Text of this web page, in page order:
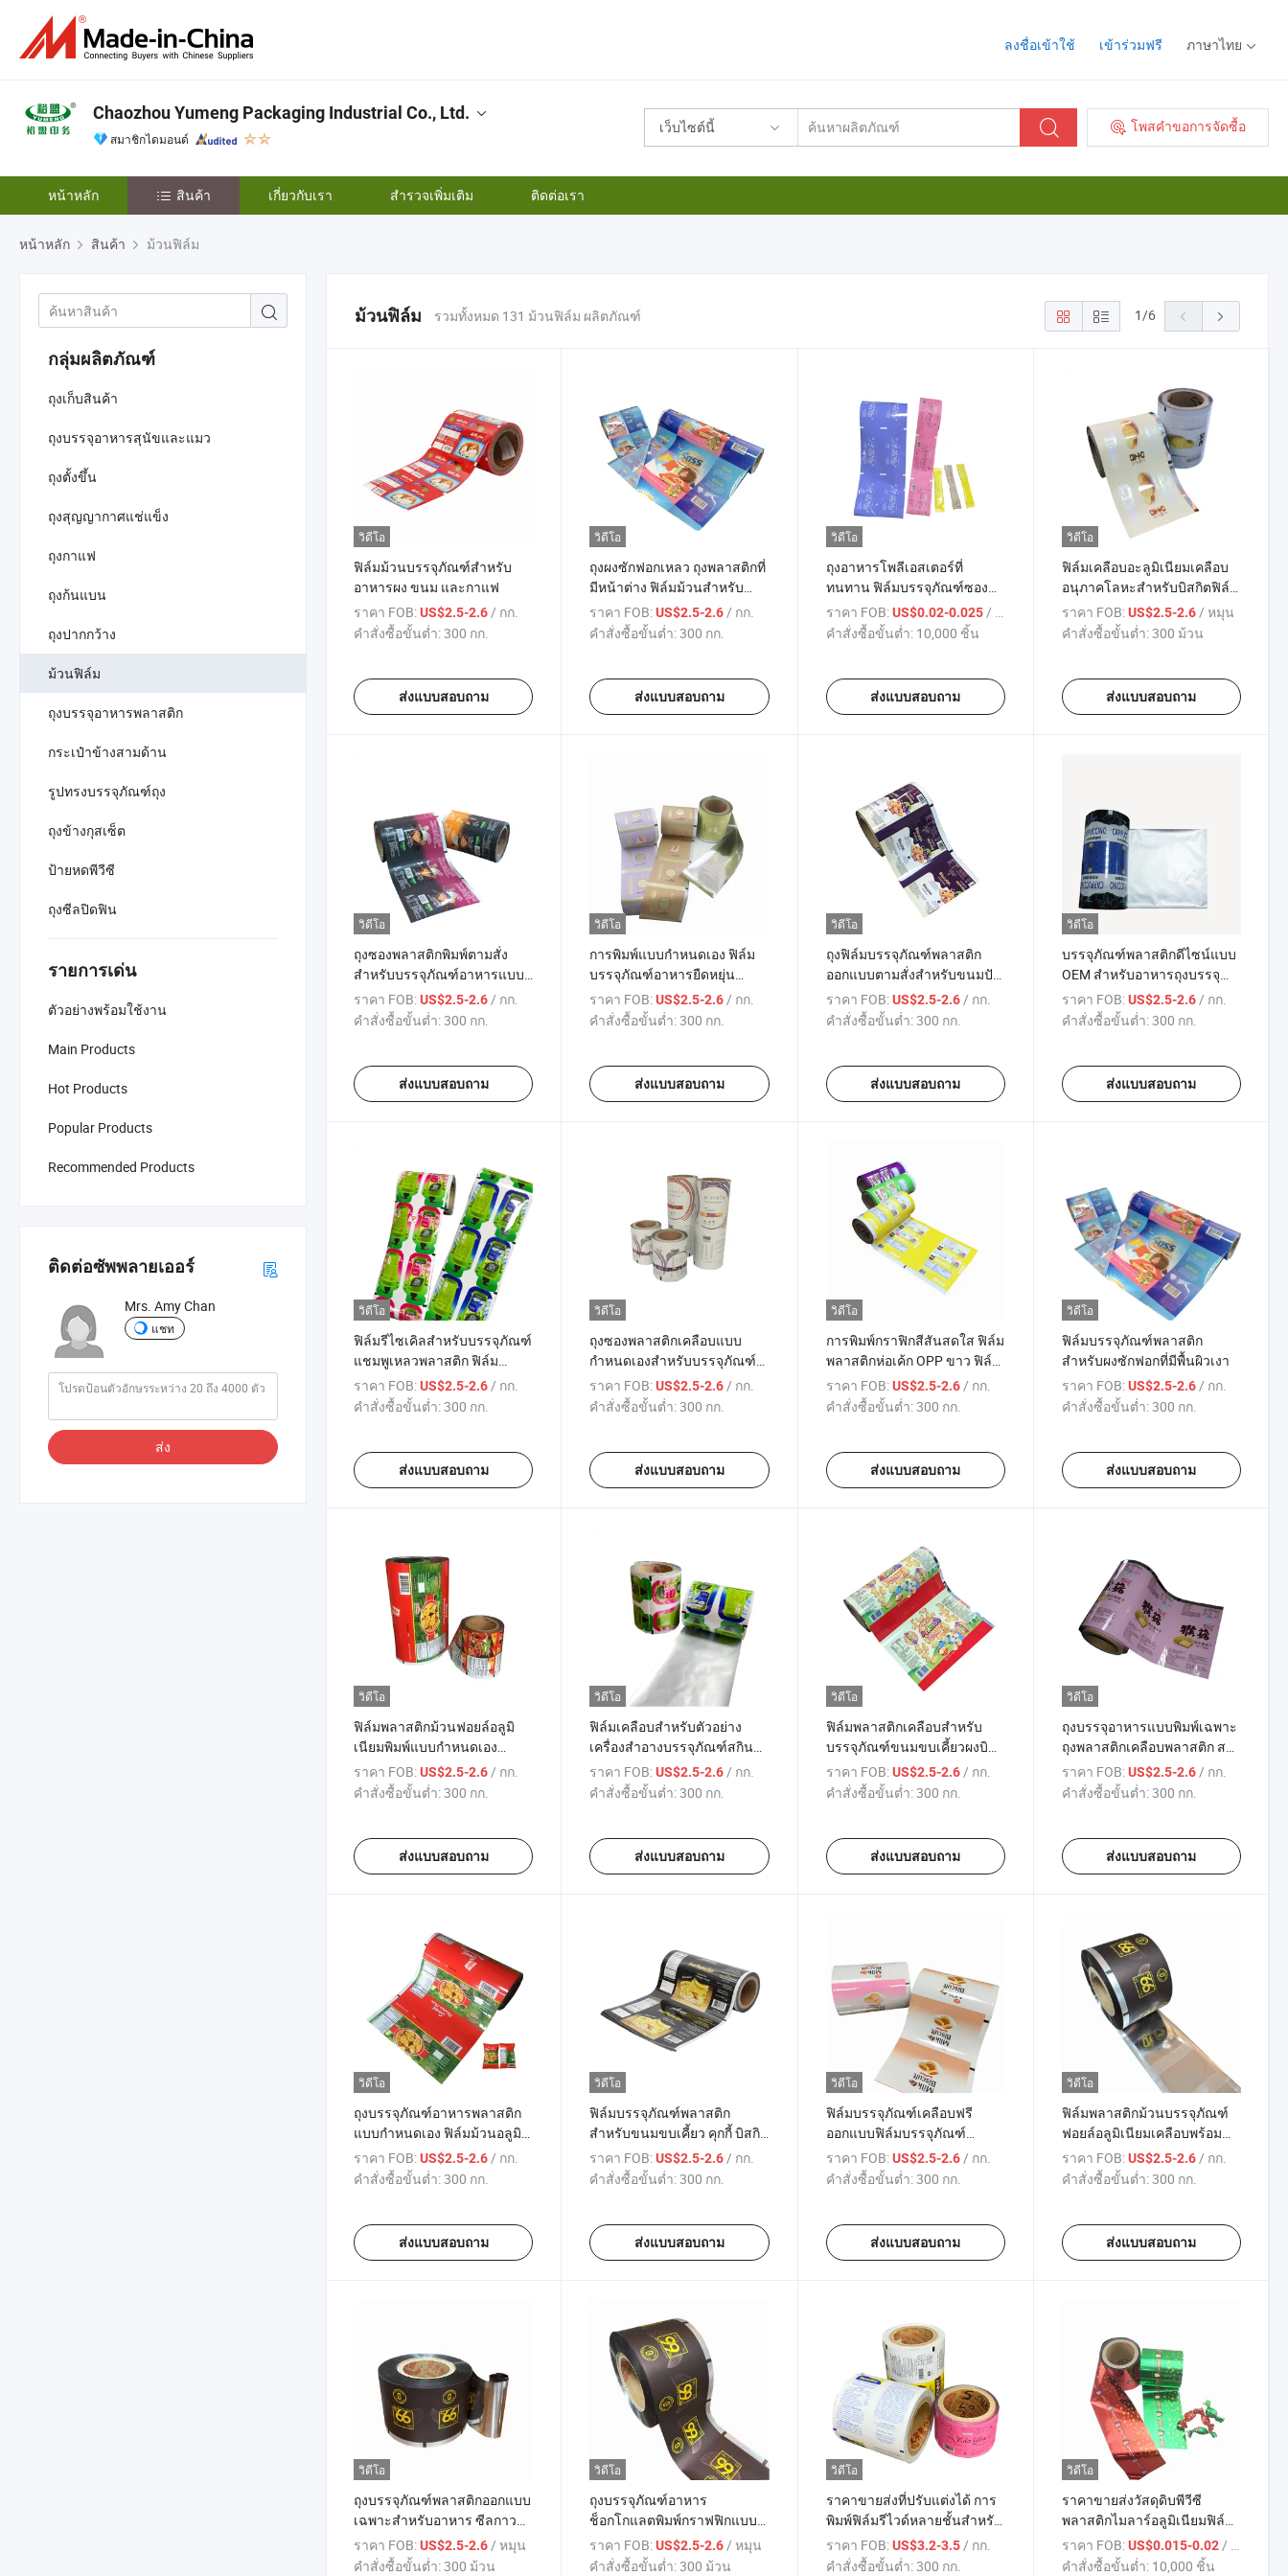
ลงชื่อเข้าใช้ เข้าร่วมฟรี ภาษาไทย
เว็บไซต์นี้ โพสคำขอการจัดซื้อ
Chaozhou Yumeng Packaging Industrial Co., Ltd.
สมาชิกไดมอนด์
หน้าหลัก สินค้า เกี่ยวกับเรา สำรวจเพิ่มเติม ติดต่อเรา
หน้าหลัก สินค้า ม้วนฟิล์ม
กลุ่มผลิตภัณฑ์
ถุงเก็บสินค้า
ถุงบรรจุอาหารสุนัขและแมว
ถุงตั้งขึ้น
ถุงสุญญากาศแช่แข็ง
ถุงกาแฟ
ถุงก้นแบน
ถุงปากกว้าง
ม้วนฟิล์ม
ถุงบรรจุอาหารพลาสติก
กระเป๋าข้างสามด้าน
รูปทรงบรรจุภัณฑ์ถุง
ถุงข้างกุสเซ็ต
ป้ายหดพีวีซี
ถุงซีลปิดฟิน
รายการเด่น
ตัวอย่างพร้อมใช้งาน
Main Products
Hot Products
Popular Products
Recommended Products
ติดต่อซัพพลายเออร์
Mrs. Amy Chan
แชท
ส่ง
ม้วนฟิล์ม รวมทั้งหมด 131 ม้วนฟิล์ม ผลิตภัณฑ์ 1/6
วิดีโอ
ฟิล์มม้วนบรรจุภัณฑ์สำหรับ
อาหารผง ขนม และกาแฟ
ราคา FOB:US$2.5-2.6/ กก.
คำสั่งซื้อขั้นต่ำ:300 กก.
ส่งแบบสอบถาม
วิดีโอ
ถุงผงซักฟอกเหลว ถุงพลาสติกที่
มีหน้าต่าง ฟิล์มม้วนสำหรับ
บรรจุ
ราคา FOB: US$2.5-2.6/ กก.
คำสั่งซื้อขั้นต่ำ:300 กก.
ส่งแบบสอบถาม
วิดีโอ
ถุงอาหารโพลีเอสเตอร์ที่
ทนทาน ฟิล์มบรรจุภัณฑ์ซอง
ฟอยล์อลูมิเนียมสำหรับผง
ราคา FOB: US$0.02-0.025/ บางส่วน
คำสั่งซื้อขั้นต่ำ: 10,000 ชิ้น
ส่งแบบสอบถาม
วิดีโอ
ฟิล์มเคลือบอะลูมิเนียมเคลือบ
อนุภาคโลหะสำหรับบิสกิตฟิล์ม
ห่ออาหาร ม้วนวัสดุบรรจุภัณฑ์
อาหาร
ราคา FOB: US$2.5-2.6/ หมุน
คำสั่งซื้อขั้นต่ำ:300 ม้วน
ส่งแบบสอบถาม
วิดีโอ
ถุงซองพลาสติกพิมพ์ตามสั่ง
สำหรับบรรจุภัณฑ์อาหารแบบ
ขายส่ง ฟิล์มม้วนรีไวด์
ราคา FOB:US$2.5-2.6 / กก.
คำสั่งซื้อขั้นต่ำ:300 กก.
ส่งแบบสอบถาม
วิดีโอ
การพิมพ์แบบกำหนดเอง ฟิล์ม
บรรจุภัณฑ์อาหารยืดหยุ่น
เคลือบสำหรับมันฝรั่งทอดและ
ขนมขบเคี้ยวผง
ราคา FOB: US$2.5-2.6 / กก.
คำสั่งซื้อขั้นต่ำ:300 กก.
ส่งแบบสอบถาม
วิดีโอ
ถุงฟิล์มบรรจุภัณฑ์พลาสติก
ออกแบบตามสั่งสำหรับขนมปัง
กรอบผง
ราคา FOB: US$2.5-2.6 / กก.
คำสั่งซื้อขั้นต่ำ:300 กก.
ส่งแบบสอบถาม
วิดีโอ
บรรจุภัณฑ์พลาสติกดีไซน์แบบ
OEM สำหรับอาหารถุงบรรจุ
ฟิล์มอะลูมิเนียมอัตโนมัติ ผง
กาแฟม้วนฟิล์ม
ราคา FOB: US$2.5-2.6 / กก.
คำสั่งซื้อขั้นต่ำ:300 กก.
ส่งแบบสอบถาม
วิดีโอ
ฟิล์มรีไซเคิลสำหรับบรรจุภัณฑ์
แชมพูเหลวพลาสติก ฟิล์ม
สำหรับสบู่และเจลอาบน้ำ
ราคา FOB:US$2.5-2.6 / กก.
คำสั่งซื้อขั้นต่ำ:300 กก.
ส่งแบบสอบถาม
วิดีโอ
ถุงซองพลาสติกเคลือบแบบ
กำหนดเองสำหรับบรรจุภัณฑ์
อาหาร ฟิล์มอลูมิเนียมเมทัลลิ
ซด์ โอพีพี/บีโอพีพี/พีอี/เพ็ท
ราคา FOB: US$2.5-2.6 / กก.
คำสั่งซื้อขั้นต่ำ:300 กก.
ส่งแบบสอบถาม
วิดีโอ
การพิมพ์กราฟิกสีสันสดใส ฟิล์ม
พลาสติกห่อเค้ก OPP ขาว ฟิล์ม
บรรจุภัณฑ์พลาสติกม้วน
ราคา FOB: US$2.5-2.6 / กก.
คำสั่งซื้อขั้นต่ำ:300 กก.
ส่งแบบสอบถาม
วิดีโอ
ฟิล์มบรรจุภัณฑ์พลาสติก
สำหรับผงซักฟอกที่มีพื้นผิวเงา
ราคา FOB: US$2.5-2.6 / กก.
คำสั่งซื้อขั้นต่ำ:300 กก.
ส่งแบบสอบถาม
วิดีโอ
ฟิล์มพลาสติกม้วนฟอยล์อลูมิ
เนียมพิมพ์แบบกำหนดเอง
สำหรับบรรจุภัณฑ์อาหาร
ขนมปังข้าวโพดและมันฝรั่ง
ราคา FOB:US$2.5-2.6/ กก.
คำสั่งซื้อขั้นต่ำ:300 กก.
ส่งแบบสอบถาม
วิดีโอ
ฟิล์มเคลือบสำหรับตัวอย่าง
เครื่องสำอางบรรจุภัณฑ์สกิน
แคร์ฟิล์มพลาสติกม้วนถุง
ตัวอย่างแชมพูขนาดเล็ก
ราคา FOB: US$2.5-2.6 / กก.
คำสั่งซื้อขั้นต่ำ:300 กก.
ส่งแบบสอบถาม
วิดีโอ
ฟิล์มพลาสติกเคลือบสำหรับ
บรรจุภัณฑ์ขนมขบเคี้ยวผงบิ
สกิต พิมพ์กราฟฟิกแบบมี
อุปสรรคสูง
ราคา FOB: US$2.5-2.6/ กก.
คำสั่งซื้อขั้นต่ำ:300 กก.
ส่งแบบสอบถาม
วิดีโอ
ถุงบรรจุอาหารแบบพิมพ์เฉพาะ
ถุงพลาสติกเคลือบพลาสติก สต็
อกหมุน
ราคา FOB: US$2.5-2.6/ กก.
คำสั่งซื้อขั้นต่ำ:300 กก.
ส่งแบบสอบถาม
วิดีโอ
ถุงบรรจุภัณฑ์อาหารพลาสติก
แบบกำหนดเอง ฟิล์มม้วนอลูมิ
เนียมสำหรับมันทอดขนม
ขบเคี้ยว
ราคา FOB:US$2.5-2.6/ กก.
คำสั่งซื้อขั้นต่ำ:300 กก.
ส่งแบบสอบถาม
วิดีโอ
ฟิล์มบรรจุภัณฑ์พลาสติก
สำหรับขนมขบเคี้ยว คุกกี้ บิสกิต
น้ำตาล ฟิล์มบรรจุภัณฑ์แบบ
ม้วนอัตโนมัติ
ราคา FOB: US$2.5-2.6/ กก.
คำสั่งซื้อขั้นต่ำ:300 กก.
ส่งแบบสอบถาม
วิดีโอ
ฟิล์มบรรจุภัณฑ์เคลือบฟรี
ออกแบบฟิล์มบรรจุภัณฑ์
พลาสติกม้วนอัตโนมัติสำหรับ
ขนมขบเคี้ยว คุกกี้ บิสกิต
ราคา FOB: US$2.5-2.6/ กก.
คำสั่งซื้อขั้นต่ำ:300 กก.
ส่งแบบสอบถาม
วิดีโอ
ฟิล์มพลาสติกม้วนบรรจุภัณฑ์
ฟอยล์อลูมิเนียมเคลือบพร้อม
ฟิล์มซีลเย็นสำหรับช็อกโกแลต
และลูกกวาด
ราคา FOB: US$2.5-2.6/ กก.
คำสั่งซื้อขั้นต่ำ:300 กก.
ส่งแบบสอบถาม
วิดีโอ
ถุงบรรจุภัณฑ์พลาสติกออกแบบ
เฉพาะสำหรับอาหาร ซีลกาว
เย็น ฟิล์มม้วนช็อกโกแลต
ราคา FOB:US$2.5-2.6 / หมุน
คำสั่งซื้อขั้นต่ำ:300 ม้วน
วิดีโอ
ถุงบรรจุภัณฑ์อาหาร
ช็อกโกแลตพิมพ์กราฟฟิกแบบมี
อุปสรรคสูงเคลือบพลาสติกฟิล์ม
กาวเย็น
ราคา FOB: US$2.5-2.6 / หมุน
คำสั่งซื้อขั้นต่ำ:300 ม้วน
วิดีโอ
ราคาขายส่งที่ปรับแต่งได้ การ
พิมพ์ฟิล์มรีไวด์หลายชั้นสำหรับ
อาหารขนมถั่วลิสง
ราคา FOB: US$3.2-3.5 / กก.
คำสั่งซื้อขั้นต่ำ:300 กก.
วิดีโอ
ราคาขายส่งวัสดุดิบพีวีซี
พลาสติกไมลาร์อลูมิเนียมฟิล์ม
สะท้อนแสงยืดหยุ่นสำหรับการ
พิมพ์ม้วนพันสำหรับขนม
ราคา FOB: US$0.015-0.02 / บางส่วน
คำสั่งซื้อขั้นต่ำ: 10,000 ชิ้น